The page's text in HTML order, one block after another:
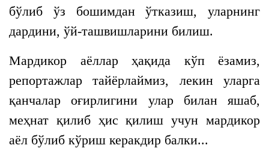
бўлиб ўз бошимдан ўтказиш, уларнинг
дардини, ўй-ташвишларини билиш.
Мардикор аёллар ҳақида кўп ёзамиз,
репортажлар тайёрлаймиз, лекин уларга
қанчалар оғирлигини улар билан яшаб,
меҳнат қилиб ҳис қилиш учун мардикор
аёл бўлиб кўриш керакдир балки...